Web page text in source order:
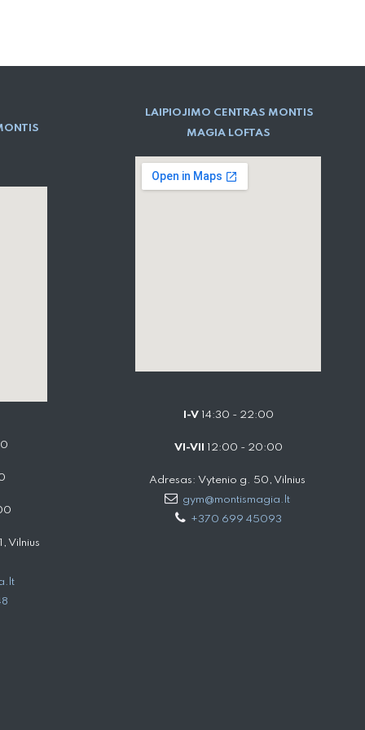
Vilnius
LAIPIOJIMO CENTRAS MONTIS
MAGIA LOFTAS
I-V14:30 - 22:00
VI-VII 12:00 - 20:00
Adresas: Vytenio g. 50, Vilnius
gym@montismagia.lt
+370 699 45093